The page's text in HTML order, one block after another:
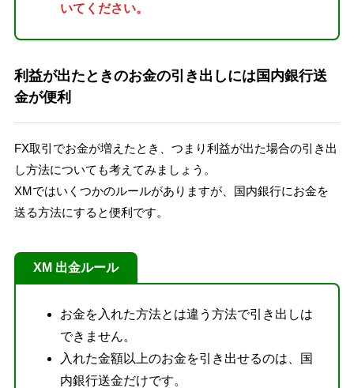
いてください。
利益が出たときのお金の引き出しには国内銀行送
金が便利
FX取引でお金が増えたとき、つまり利益が出た場合の引き出
し方法についても考えてみましょう。
XMではいくつかのルールがありますが、国内銀行にお金を
送る方法にすると便利です。
XM 出金ルール
お金を入れた方法とは違う方法で引き出しは
できません。
入れた金額以上のお金を引き出せるのは、国
内銀行送金だけです。